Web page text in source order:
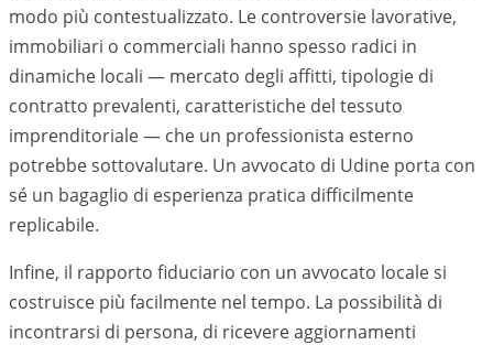
modo più contestualizzato. Le controversie lavorative,
immobiliari o commerciali hanno spesso radici in
dinamiche locali — mercato degli affitti, tipologie di
contratto prevalenti, caratteristiche del tessuto
imprenditoriale — che un professionista esterno
potrebbe sottovalutare. Un avvocato di Udine porta con
sé un bagaglio di esperienza pratica difficilmente
replicabile.
Infine, il rapporto fiduciario con un avvocato locale si
costruisce più facilmente nel tempo. La possibilità di
incontrarsi di persona, di ricevere aggiornamenti